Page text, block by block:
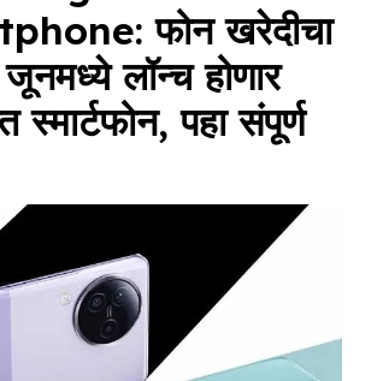
फोन खरेदीचा
जूनमध्ये लॉन्च होणार
स्मार्टफोन, पहा संपूर्ण